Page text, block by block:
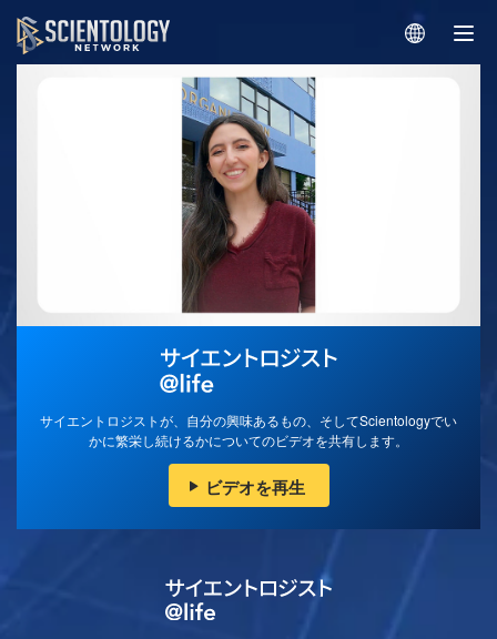
サイエントロジストが、自分の興味あるもの、そしてScientologyでい
かに繁栄し続けるかについてのビデオを共有します。
ビデオを再生